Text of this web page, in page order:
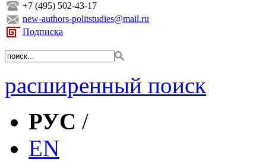
+7 (495) 502-43-17
new-authors-politstudies@mail.ru
Подписка
расширенный поиск
РУС /
EN